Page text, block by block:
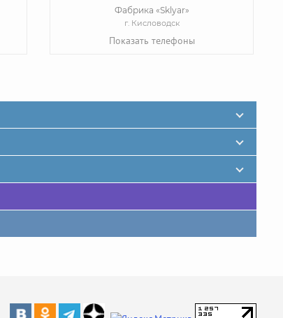
Фабрика «Sklyar»
г. Кисловодск
Показать телефоны